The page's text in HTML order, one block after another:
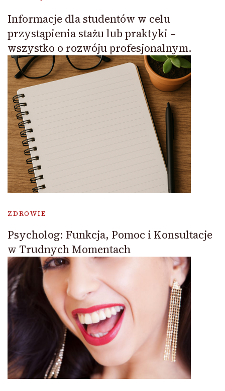
Informacje dla studentów w celu
przystąpienia stażu lub praktyki –
wszystko o rozwóju profesjonalnym.
ZDROWIE
Psycholog: Funkcja, Pomoc i Konsultacje
w Trudnych Momentach